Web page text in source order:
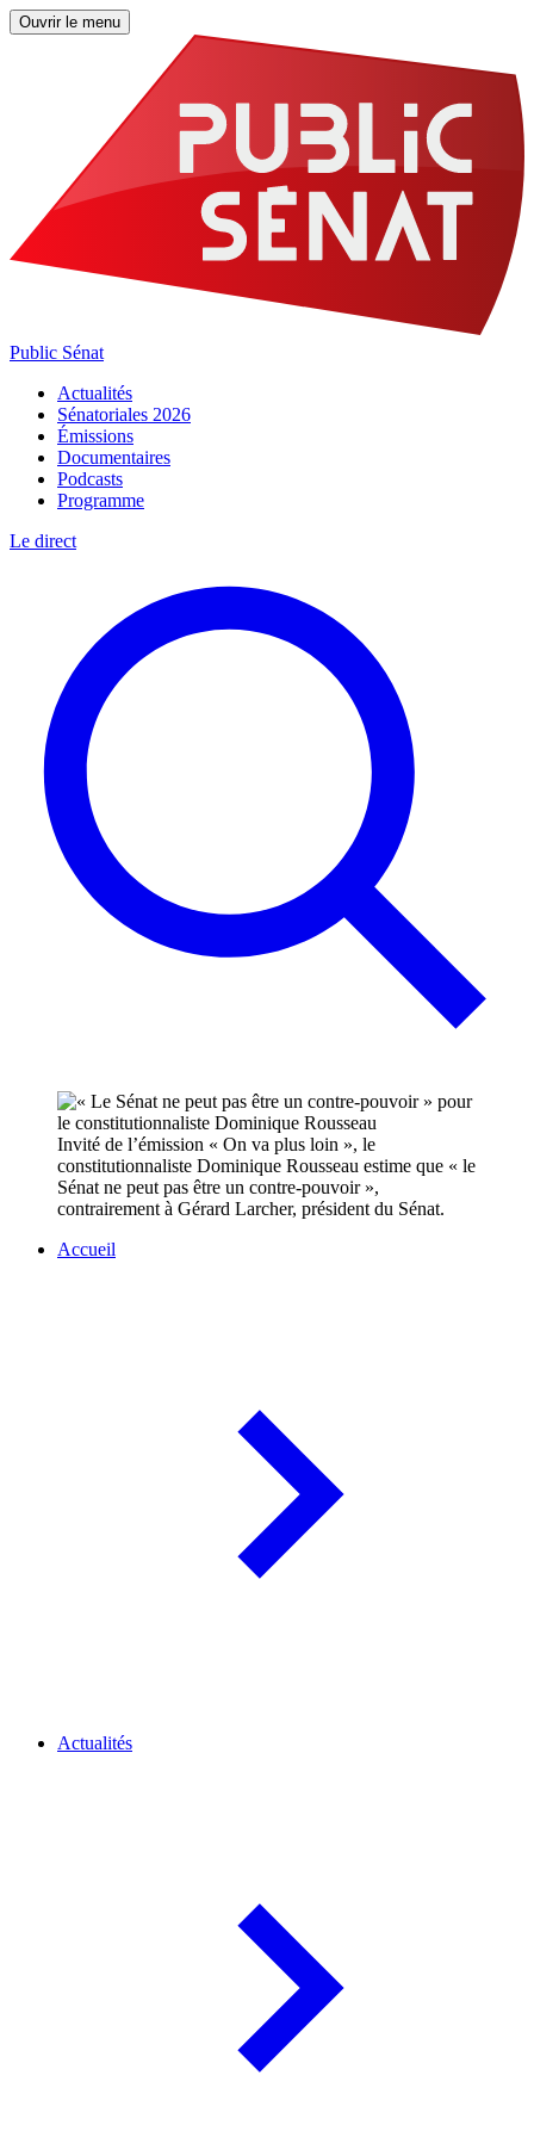
Ouvrir le menu
Public Sénat
Actualités
Sénatoriales 2026
Émissions
Documentaires
Podcasts
Programme
Le direct
Invité de l’émission « On va plus loin », le
constitutionnaliste Dominique Rousseau estime que « le
Sénat ne peut pas être un contre-pouvoir »,
contrairement à Gérard Larcher, président du Sénat.
Accueil
Actualités